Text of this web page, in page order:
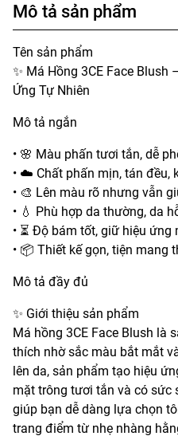
Mô tả sản phẩm
Tên sản phẩm
✨ Má Hồng 3CE Face Blush
Ứng Tự Nhiên
Mô tả ngắn
• 🌸 Màu phấn tươi tắn, dễ
• ☁️ Chất phấn mịn, tán đều,
• 🎨 Lên màu rõ nhưng vẫn
• 💧 Phù hợp da thường, da
• ⏳ Độ bám tốt, giữ hiệu
• 📦 Thiết kế gọn, tiện mang
Mô tả đầy đủ
✨ Giới thiệu sản phẩm
Má hồng 3CE Face Blush là
thích nhờ sắc màu bắt mắt
lên da, sản phẩm tạo hiệu
mặt trông tươi tắn và có sức
giúp bạn dễ dàng lựa chọn
trang điểm từ nhẹ nhàng